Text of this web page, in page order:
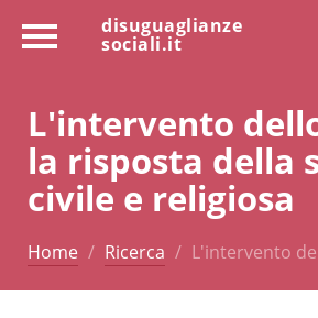
disuguaglianze
sociali.it
L'intervento
la risposta della
civile e religiosa
Home Ricerca L'intervento